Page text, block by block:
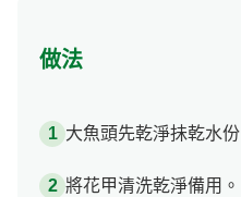
做法
大魚頭先乾淨抺乾水
將花甲清洗乾淨備用。